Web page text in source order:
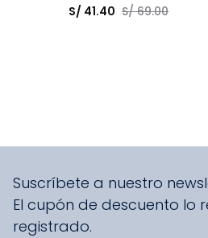
S/ 41.40 S/ 69.00
Suscríbete a nuestro
El cupón de descuento lo
registrado.